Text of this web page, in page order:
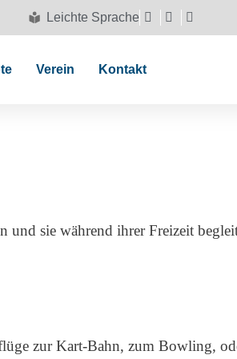
Leichte Sprache
Verein Kontakt
sie während ihrer Freizeit
zur Kart-Bahn, zum Bowling,